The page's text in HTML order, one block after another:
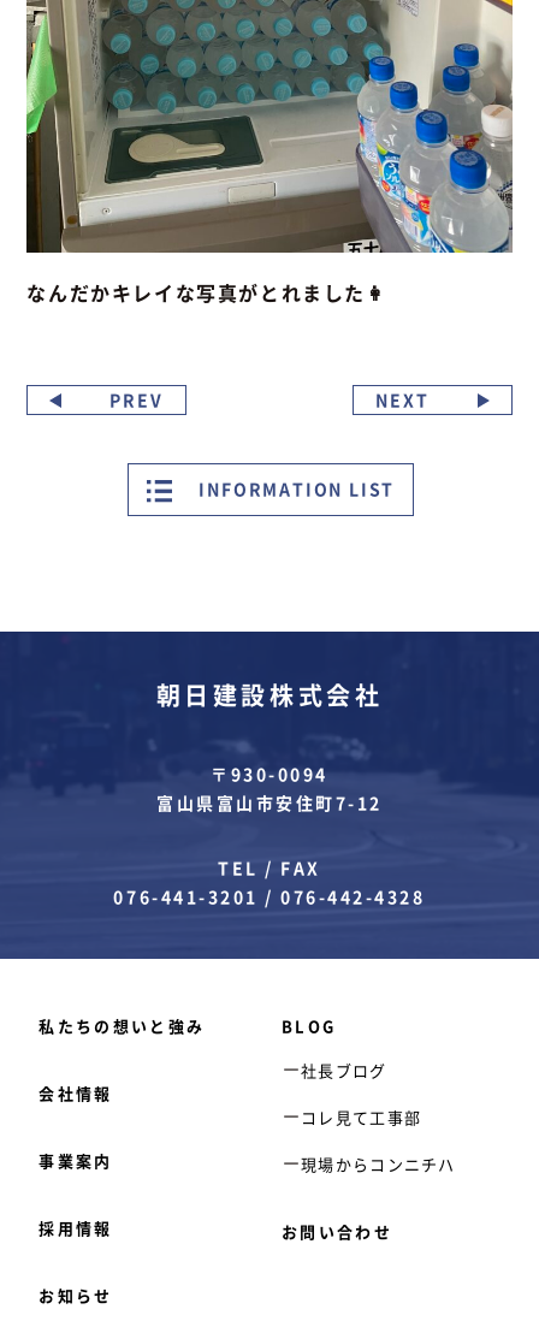
なんだかキレイな写真がとれました👩
PREV
INFORMATION LIST
NEXT
朝日建設株式会社
〒930-0094
富山県富山市安住町7-12
TEL / FAX
076-441-3201 /076-442-4328
私たちの想いと強み
会社情報
事業案内
採用情報
お知らせ
BLOG
社長ブログ
コレ見て工事部
現場からコンニチハ
お問い合わせ